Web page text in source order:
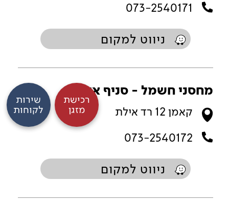
073-2540171
ניווט למקום
מחסני חשמל - סניף אילת
קאמן 12 רד אילת
073-2540172
ניווט למקום
רכישת
מזגן
שירות
לקוחות